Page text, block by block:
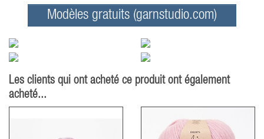
Modèles gratuits (garnstudio.com)
Les clients qui ont acheté ce produit ont également
acheté...